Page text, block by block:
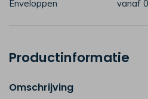
Enveloppen
vanaf
Productinformatie
Omschrijving